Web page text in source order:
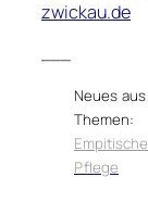
zwickau.de
Neues
Themen:
Pflege